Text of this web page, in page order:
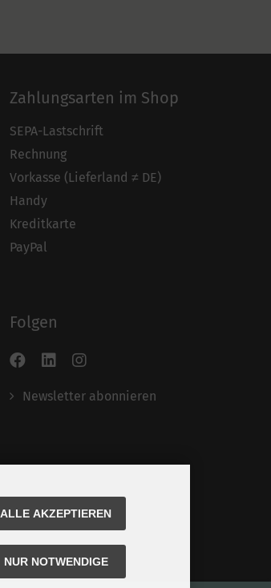
Zahlungsarten im Shop
SEPA-Lastschrift
Rechnung
Vorkasse (Lieferland ≠ DE)
Handy
Kreditkarte
PayPal
Folgen
Newsletter abonnieren
ALLE AKZEPTIEREN
NUR NOTWENDIGE